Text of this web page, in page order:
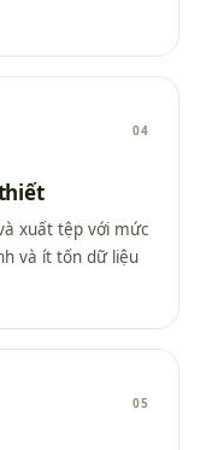
04
xuất tệp với mức
và ít tốn dữ liệu
05